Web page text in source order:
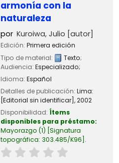
armonía con la
naturaleza
por Kuroiwa, Julio [autor]
Edición: Primera edición
Tipo de material:
Texto;
Audiencia: Especializado;
Idioma: Español
Detalles de publicación: Lima:
[Editorial sin identificar],2002
Disponibilidad: Ítems
disponibles para préstamo:
Mayorazgo (1) Signatura
topográfica: 303.485/K96 .